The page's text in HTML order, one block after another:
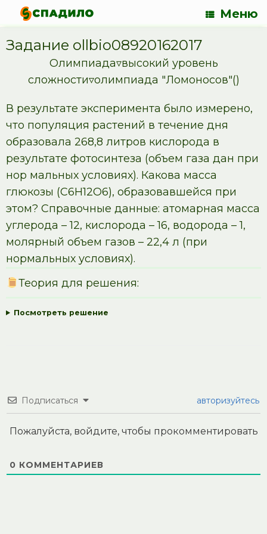
Меню
Задание ollbio08920162017
Олимпиада▿высокий уровень
сложности▿олимпиада "Ломоносов"()
В результате эксперимента было измерено,
что популяция растений в течение дня
образовала 268,8 литров кислорода в
результате фотосинтеза (объем газа дан при
нор мальных условиях). Какова масса
глюкозы (C6H12O6), образовавшейся при
этом? Справочные данные: атомарная масса
углерода – 12, кислорода – 16, водорода – 1,
молярный объем газов – 22,4 л (при
нормальных условиях).
Теория для решения:
Посмотреть решение
Подписаться авторизуйтесь
Пожалуйста, войдите, чтобы прокомментировать
0 КОММЕНТАРИЕВ